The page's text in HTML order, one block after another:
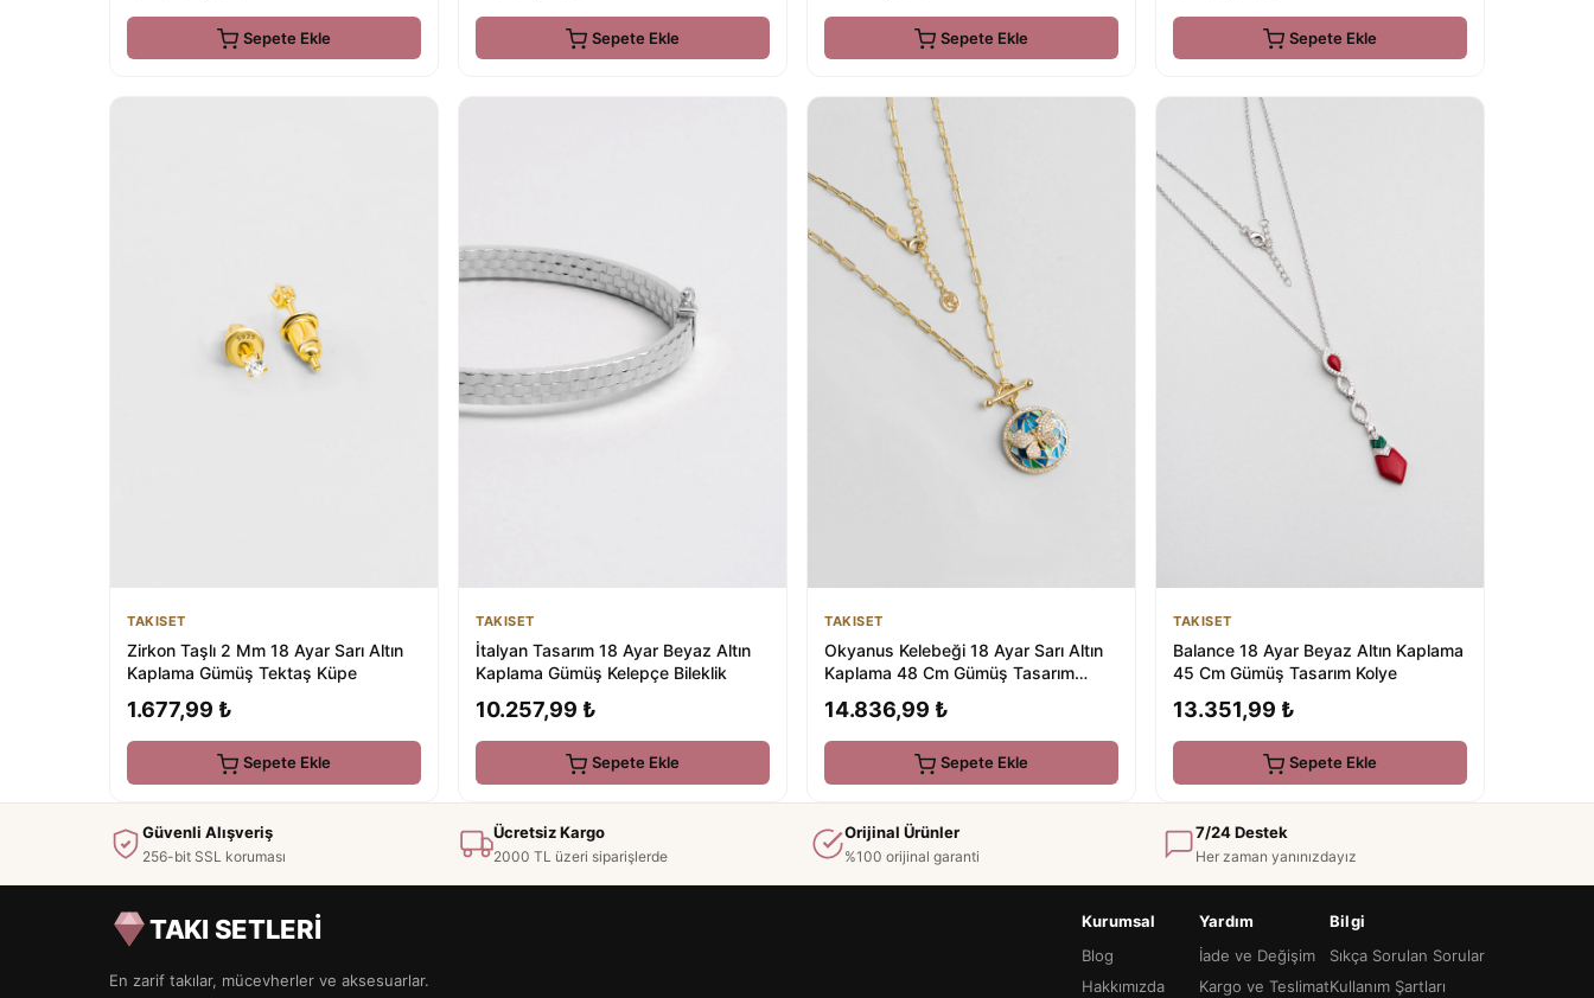
Sepete Ekle Sepete Ekle Sepete Ekle Sepete Ekle
TAKISET
Zirkon Taşlı 2 Mm 18 Ayar Sarı Altın
Kaplama Gümüş Tektaş Küpe
1.677,99 ₺
Sepete Ekle
TAKISET
İtalyan Tasarım 18 Ayar Beyaz Altın
Kaplama Gümüş Kelepçe Bileklik
10.257,99 ₺
Sepete Ekle
TAKISET
Okyanus Kelebeği 18 Ayar Sarı Altın
Kaplama 48 Cm Gümüş Tasarım
Kolye
14.836,99 ₺
Sepete Ekle
TAKISET
Balance 18 Ayar Beyaz Altın Kaplama
45 Cm Gümüş Tasarım Kolye
13.351,99 ₺
Sepete Ekle
Güvenli Alışveriş
256-bit SSL koruması
Ücretsiz Kargo
2000 TL üzeri siparişlerde
Orijinal Ürünler
%100 orijinal garanti
7/24 Destek
Her zaman yanınızdayız
TAKI SETLERİ
En zarif takılar, mücevherler ve aksesuarlar.
Kurumsal
Blog
Hakkımızda
Yardım
İade ve Değişim
Kargo ve Teslimat
Bilgi
Sıkça Sorulan Sorular
Kullanım Şartları